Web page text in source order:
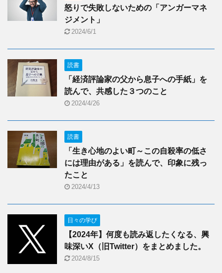
怒りで失敗しないための「アンガーマネ
ジメント」
2024/6/1
読書
「経済評論家の父から息子への手紙」を
読んで、共感した３つのこと
2024/4/26
読書
「生き心地のよい町～この自殺率の低さ
には理由がある」を読んで、印象に残っ
たこと
2024/4/13
日々の学び
【2024年】何度も読み返したくなる、興
味深いX（旧Twitter）をまとめました。
2024/8/15